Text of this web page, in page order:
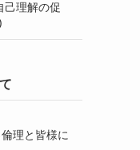
己理解の促
理と皆様に